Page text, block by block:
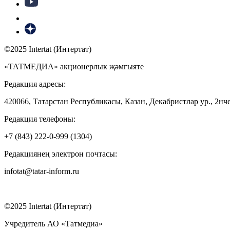
©2025 Intertat (Интертат)
«ТАТМЕДИА» акционерлык җәмгыяте
Редакция адресы:
420066, Татарстан Республикасы, Казан, Декабристлар ур.,
Редакция телефоны:
+7 (843) 222-0-999 (1304)
Редакциянең электрон почтасы:
infotat@tatar-inform.ru
©2025 Intertat (Интертат)
Учредитель АО «Татмедиа»